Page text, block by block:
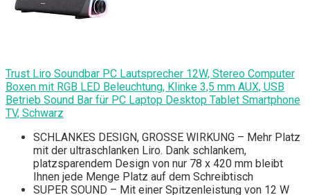
Trust Liro Soundbar PC Lautsprecher 12W, Stereo Computer
Boxen mit RGB LED Beleuchtung, Klinke 3,5 mm AUX, USB
Betrieb Sound Bar für PC Laptop Desktop Tablet Smartphone
TV, Schwarz
SCHLANKES DESIGN, GROSSE WIRKUNG – Mehr Platz
mit der ultraschlanken Liro. Dank schlankem,
platzsparendem Design von nur 78 x 420 mm bleibt
Ihnen jede Menge Platz auf dem Schreibtisch
SUPER SOUND – Mit einer Spitzenleistung von 12 W